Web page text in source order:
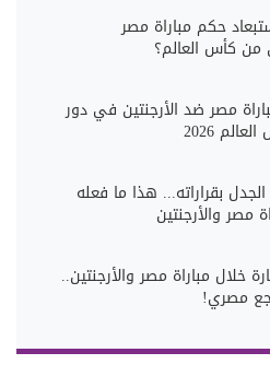
حكم مباراة مصر
من كأس العالم؟
مصر ضد الأرجنتين في دور
الجدل بقراراته... هذا ما فعله
مصر والأرجنتين
خلال مباراة مصر والأرجنتين..
مصري!